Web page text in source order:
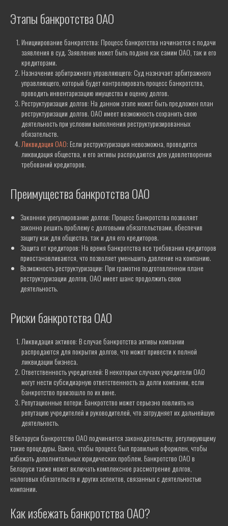
Этапы банкротства ОАО
Инициирование банкротства: Процесс банкротства начинается с подачи
заявления в суд. Заявление может быть подано как самим ОАО, так и его
кредиторами.
Назначение арбитражного управляющего: Суд назначает арбитражного
управляющего, который будет контролировать процесс банкротства,
проводить инвентаризацию имущества и оценку долгов.
Реструктуризация долгов: На данном этапе может быть предложен план
реструктуризации долгов. ОАО имеет возможность сохранить свою
деятельность при условии выполнения реструктуризированных
обязательств.
Ликвидация ОАО: Если реструктуризация невозможна, проводится
ликвидация общества, и его активы распродаются для удовлетворения
требований кредиторов.
Преимущества банкротства ОАО
Законное урегулирование долгов: Процесс банкротства позволяет
законно решить проблему с долговыми обязательствами, обеспечив
защиту как для общества, так и для его кредиторов.
Защита от кредиторов: На время банкротства все требования кредиторов
приостанавливаются, что позволяет уменьшить давление на компанию.
Возможность реструктуризации: При грамотно подготовленном плане
реструктуризации долгов, ОАО имеет шанс продолжить свою
деятельность.
Риски банкротства ОАО
Ликвидация активов: В случае банкротства активы компании
распродаются для покрытия долгов, что может привести к полной
ликвидации бизнеса.
Ответственность учредителей: В некоторых случаях учредители ОАО
могут нести субсидиарную ответственность за долги компании, если
банкротство произошло по их вине.
Репутационные потери: Банкротство может серьезно повлиять на
репутацию учредителей и руководителей, что затрудняет их дальнейшую
деятельность.
В Беларуси банкротство ОАО подчиняется законодательству, регулирующему
такие процедуры. Важно, чтобы процесс был правильно оформлен, чтобы
избежать дополнительных юридических проблем. Банкротство ОАО в
Беларуси также может включать комплексное рассмотрение долгов,
налоговых обязательств и других аспектов, связанных с деятельностью
компании.
Как избежать банкротства ОАО?
ЗАКАЗАТЬ КОНСУЛЬТАЦИЮ
Нужна помощь с
ликвидацией компании?
Получите консультацию опытного юриста
+375 29 689-60-60
или оставьте заявку — мы свяжемся с вами в
течение 15 минут
+375 29 689 60 60
info@pil.by
ГОТОВЫ ОТВЕТИТЬ НА ВСЕ
ВАШИ ВОПРОСЫ
Номер телефона